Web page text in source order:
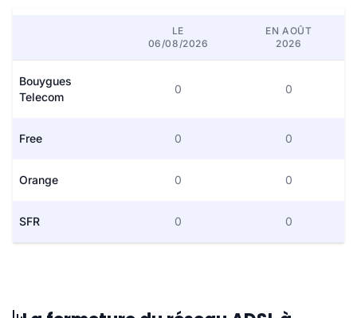
LE
06/08/2026
EN AOÛT
2026
Bouygues
Telecom
0 0
Free 0 0
Orange 0 0
SFR 0 0